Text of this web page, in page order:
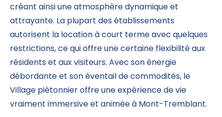
créant ainsi une atmosphère dynamique et
attrayante. La plupart des établissements
autorisent la location à court terme avec quelques
restrictions, ce qui offre une certaine flexibilité aux
résidents et aux visiteurs. Avec son énergie
débordante et son éventail de commodités, le
Village piétonnier offre une expérience de vie
vraiment immersive et animée à Mont-Tremblant.